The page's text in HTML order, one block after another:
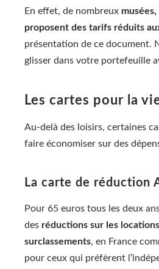
En effet, de nombreux
proposent des tarifs réduits
présentation de ce document.
glisser dans votre portefeuille
Les cartes pour la
Au-delà des loisirs, certaines
faire économiser sur des
La carte de réduction
Pour 65 euros tous les deux
des réductions sur les
surclassements, en France
pour ceux qui préfèrent